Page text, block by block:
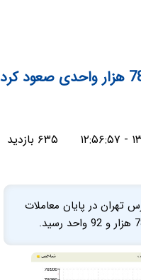
۶۳۵ بازدید
در پایان معاملات